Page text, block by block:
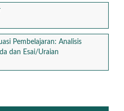
Pembelajaran: Analisis
dan Esai/Uraian